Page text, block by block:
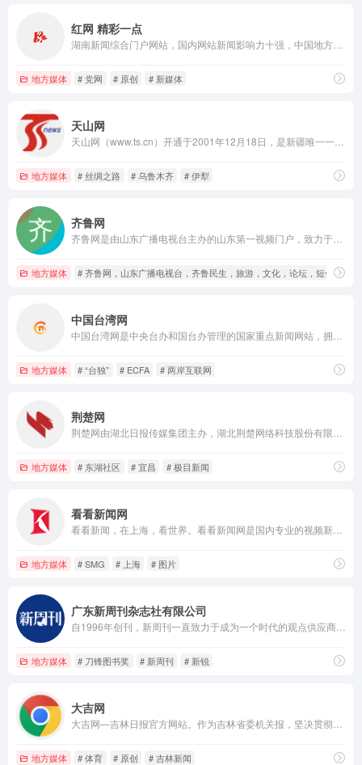
红网 精彩一点
地方媒体 # 党网 # 原创 # 新媒体
天山网
地方媒体 # 丝绸之路 # 乌鲁木齐 # 伊犁
齐鲁网
地方媒体 # 齐鲁网，山东广播电视台，齐鲁民生，旅游，文化，论坛，短信，数
中国台湾网
地方媒体 # “台独” # ECFA # 两岸互联网
荆楚网
地方媒体 # 东湖社区 # 宜昌 # 极目新闻
看看新闻网
地方媒体 # SMG # 上海 # 图片
广东新周刊杂志社有限公司
地方媒体 # 刀锋图书奖 # 新周刊 # 新锐
大吉网
地方媒体 # 体育 # 原创 # 吉林新闻